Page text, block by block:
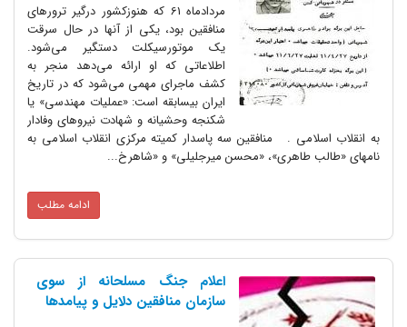
مردادماه 61 که هنوزکشور درگیر ترورهای
منافقین بود، یکی از آنها در حال سرقت
یک موتورسیکلت دستگیر می‌شود.
اطلاعاتی که او ارائه می‌دهد منجر به
کشف ماجرای مهمی می‌شود که در تاریخ
ایران بیسابقه است: «عملیات مهندسی» یا
شکنجه وحشیانه و شهادت نیروهای وفادار
به انقلاب اسلامی . منافقین سه پاسدار کمیته مرکزی انقلاب اسلامی به
نامهای «طالب طاهری»، «محسن میرجلیلی» و «شاهرخ...
ادامه مطلب
اعلام جنگ مسلحانه از سوی
سازمان منافقین دلایل و پیامدها